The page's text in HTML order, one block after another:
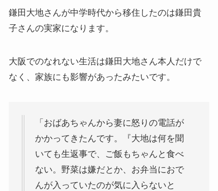
鎌田大地さんが中学時代から移住したのは鎌田貴
子さんの実家になります。
大阪でのなれない生活は鎌田大地さん本人だけで
なく、家族にも影響があったみたいです。
「おばあちゃんから妻に怒りの電話が
かかってきたんです。『大地は何を聞
いても生返事で、ご飯もちゃんと食べ
ない。野菜は嫌だとか、お弁当におで
んが入っていたのが気に入らないと